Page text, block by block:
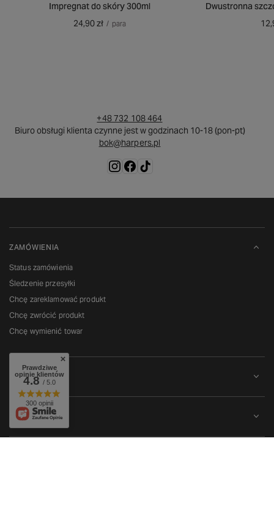
Impregnat do skóry 300ml
24,90 zł / para
Dwustronna
+48 732 108 464
Biuro obsługi klienta czynne jest w godzinach 10-18 (pon-pt)
bok@harpers.pl
ZAMÓWIENIA
Status zamówienia
Śledzenie przesyłki
Chcę zareklamować produkt
Chcę zwrócić produkt
Chcę wymienić towar
KONTO
REGULAMINY
Prawdziwe
opinie klientów
4.8/ 5.0
300 opinii